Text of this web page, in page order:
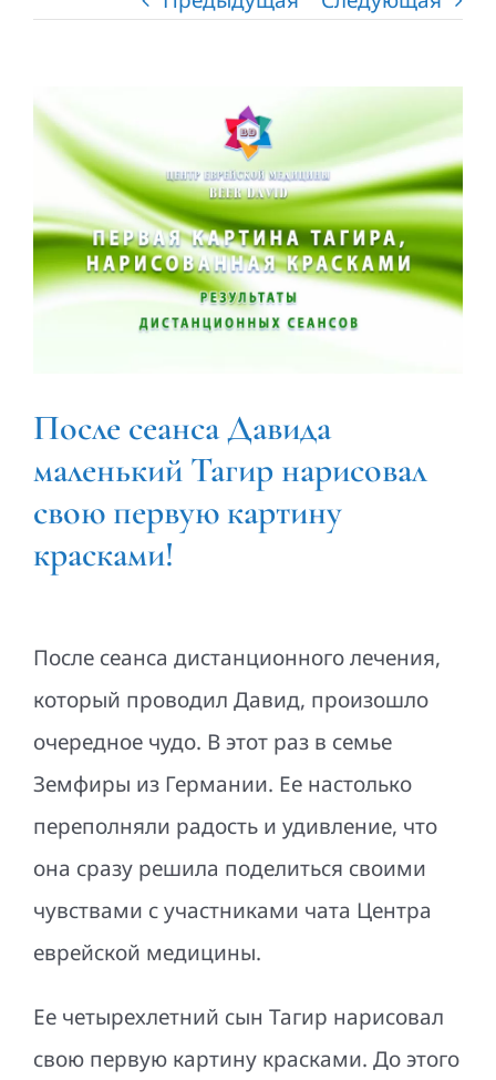
Контакты
View
Larger
Image
После сеанса Давида
маленький Тагир нарисовал
свою первую картину
красками!
После сеанса дистанционного лечения,
который проводил Давид, произошло
очередное чудо. В этот раз в семье
Земфиры из Германии. Ее настолько
переполняли радость и удивление, что
она сразу решила поделиться своими
чувствами с участниками чата Центра
еврейской медицины.
Ее четырехлетний сын Тагир нарисовал
свою первую картину красками. До этого